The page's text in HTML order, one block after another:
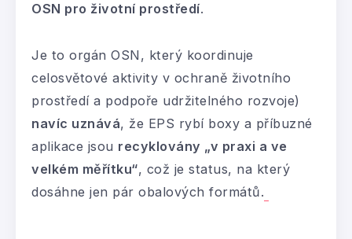
OSN pro životní prostředí.
Je to orgán OSN, který koordinuje
celosvětové aktivity v ochraně životního
prostředí a podpoře udržitelného rozvoje)
navíc uznává, že EPS rybí boxy a příbuzné
aplikace jsou recyklovány „v praxi a ve
velkém měřítku“, což je status, na který
dosáhne jen pár obalových formátů.